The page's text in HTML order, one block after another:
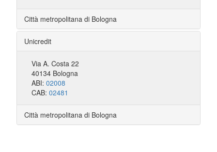
Città metropolitana di Bologna
Unicredit
Via A. Costa 22
40134 Bologna
ABI: 02008
CAB: 02481
Città metropolitana di Bologna